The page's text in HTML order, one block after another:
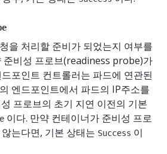
을 처리할 준비가 되었는지 여부를
준비성 프로브(readiness probe)가
포인트 컨트롤러는 파드에 연관된
엔드포인트에서 파드의 IP주소를
프로브의 초기 지연 이전의 기본
이다. 만약 컨테이너가 준비성 프로
는다면, 기본 상태는 Success 이